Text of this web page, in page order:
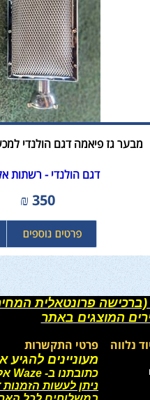
מבער גז פיאמה דגם הולנדי
דגם הולנדי - רשתות
350
₪
פרונטאלית
המוצגים באתר
נלווה פרטי התקשרות
מעוניינים להגיע
כתובתנו ב- Waze אלקטרוגז פ"ת